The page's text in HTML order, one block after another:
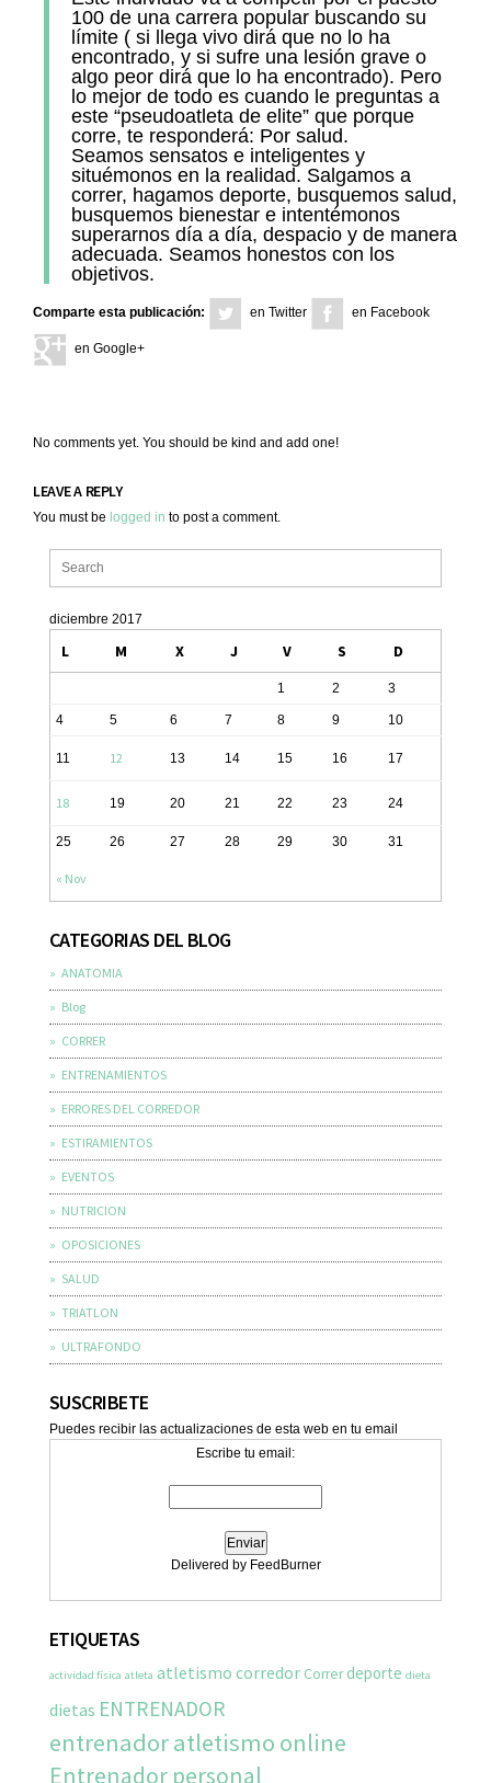
100 de una carrera popular buscando su
límite ( si llega vivo dirá que no lo ha
encontrado, y si sufre una lesión grave o
algo peor dirá que lo ha encontrado). Pero
lo mejor de todo es cuando le preguntas a
este “pseudoatleta de elite” que porque
corre, te responderá: Por salud.
Seamos sensatos e inteligentes y
situémonos en la realidad. Salgamos a
correr, hagamos deporte, busquemos salud,
busquemos bienestar e intentémonos
superarnos día a día, despacio y de manera
adecuada. Seamos honestos con los
objetivos.
Comparte esta publicación: en Twitter en Facebook
en Google+
No comments yet. You should be kind and add one!
LEAVE A REPLY
You must be logged in to post a comment.
diciembre 2017
L M X J V S D
« Nov
1 2 3
4 5 6 7 8 9 10
11 12 13 14 15 16 17
18 19 20 21 22 23 24
25 26 27 28 29 30 31
CATEGORIAS DEL BLOG
ANATOMIA
Blog
CORRER
ENTRENAMIENTOS
ERRORES DEL CORREDOR
ESTIRAMIENTOS
EVENTOS
NUTRICION
OPOSICIONES
SALUD
TRIATLON
ULTRAFONDO
SUSCRIBETE
Puedes recibir las actualizaciones de esta web en tu email
Escribe tu email:
Delivered by FeedBurner
ETIQUETAS
actividad física atleta atletismo corredor Correr deporte dieta
dietas ENTRENADOR
entrenador atletismo online
Entrenador personal